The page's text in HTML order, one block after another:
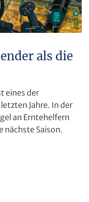
als die
eines der
Jahre. In der
an Erntehelfern
nächste Saison.